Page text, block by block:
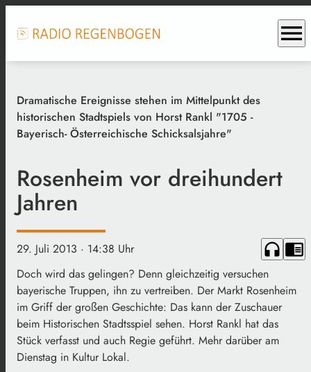
menu
Dramatische Ereignisse stehen im Mittelpunkt des
historischen Stadtspiels von Horst Rankl "1705 -
Bayerisch- Österreichische Schicksalsjahre"
Rosenheim vor dreihundert
Jahren
29. Juli 2013 · 14:38 Uhr headphones chrome_reader_mode
Doch wird das gelingen? Denn gleichzeitig versuchen
bayerische Truppen, ihn zu vertreiben. Der Markt Rosenheim
im Griff der großen Geschichte: Das kann der Zuschauer
beim Historischen Stadtsspiel sehen. Horst Rankl hat das
Stück verfasst und auch Regie geführt. Mehr darüber am
Dienstag in Kultur Lokal.